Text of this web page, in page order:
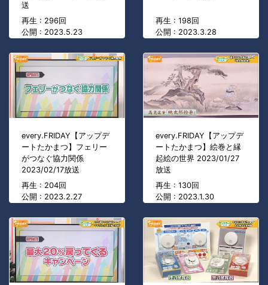
送
再生 : 296回
公開 : 2023.5.23
再生 : 198回
公開 : 2023.3.28
every.FRIDAY【アップデ
ートたかまつ】フェリー
がつなぐ協力関係
2023/02/17放送
再生 : 204回
公開 : 2023.2.27
every.FRIDAY【アップデ
ートたかまつ】絵巻と縁
起絵の世界 2023/01/27
放送
再生 : 130回
公開 : 2023.1.30